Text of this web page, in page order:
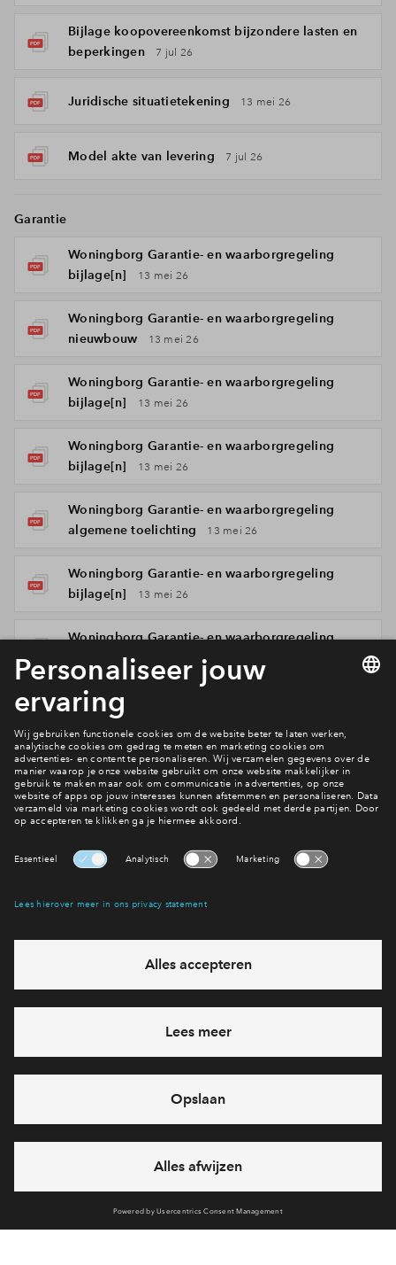
Bijlage koopovereenkomst bijzondere lasten en
beperkingen
7 jul 26
Juridische situatietekening 13 mei 26
Model akte van levering 7 jul 26
Garantie
Woningborg Garantie- en waarborgregeling
bijlage[n]
13 mei 26
Woningborg Garantie- en waarborgregeling
nieuwbouw
13 mei 26
Woningborg Garantie- en waarborgregeling
bijlage[n]
13 mei 26
Woningborg Garantie- en waarborgregeling
bijlage[n]
13 mei 26
Woningborg Garantie- en waarborgregeling
algemene toelichting
13 mei 26
Woningborg Garantie- en waarborgregeling
bijlage[n]
13 mei 26
Woningborg Garantie- en waarborgregeling
bijlage[n]
Woningborg Garantie- en waarborgregeling
algemene voorwaarden
eventuele projecten
Ja, ik wil mij aanmelden
Heb je een vraag en wil je direct antwoord? Bel ons op088 -
712 28 46
6 dagen per week beschikbaar (behalve tijdens
feestdagen)
vandaag van 09:00 - 18:00 uur